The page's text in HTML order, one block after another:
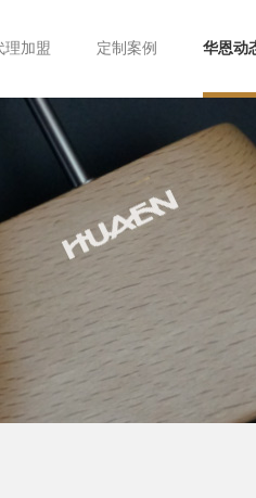
理加盟 定制案例 华恩动